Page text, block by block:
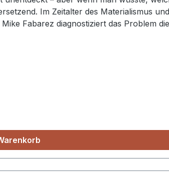
Im Zeitalter des Materialismus
Fabarez diagnostiziert das Problem